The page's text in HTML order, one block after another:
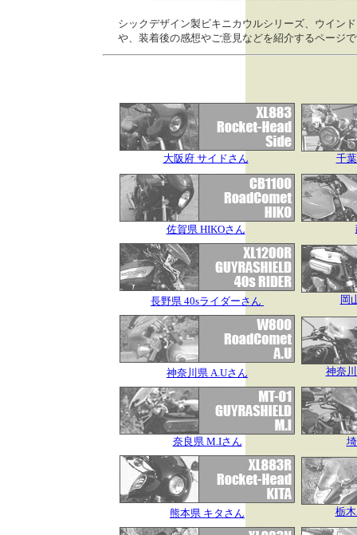
シックデザイン製ビキニカウルシリーズ、ウイン
や、装着後の感想やご意見などを紹介するページ
大阪府 サイドさん 千
佐賀県 HIKOさん
長野県 40sライダーさん 岡
神奈川県 A.Uさん 神奈
奈良県 M.Iさん
熊本県 キタさん 栃